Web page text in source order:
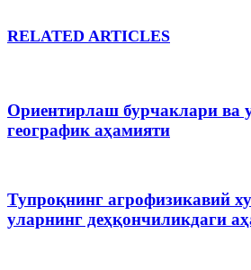
RELATED ARTICLES
Ориентирлаш бурчаклари ва
географик аҳамияти
Тупроқнинг агрофизикавий
уларнинг деҳқончиликдаги